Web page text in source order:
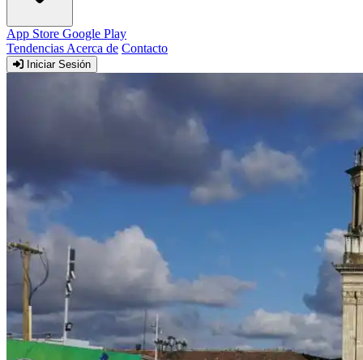
App Store Google Play
Tendencias Acerca de Contacto
Iniciar Sesión